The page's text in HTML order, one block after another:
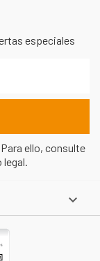
especiales
ello, consulte
